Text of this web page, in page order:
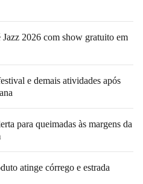
2026 com show gratuito em
e demais atividades após
para queimadas às margens da
atinge córrego e estrada